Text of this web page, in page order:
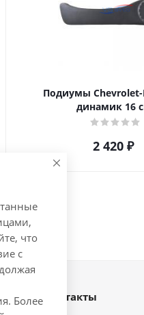
Подиумы
динамик 16
2 420 ₽
Наши контакты
что
с
Более